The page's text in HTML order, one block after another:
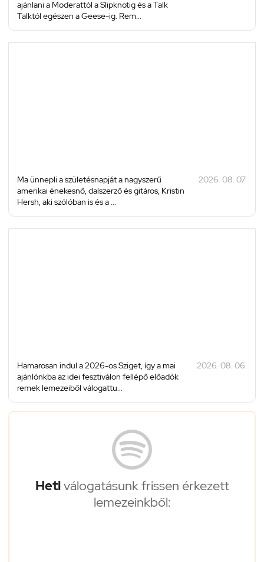
ajánlani a Moderattól a Slipknotig és a Talk
Talktól egészen a Geese-ig. Rem...
Ma ünnepli a születésnapját a nagyszerű
amerikai énekesnő, dalszerző és gitáros, Kristin
Hersh, aki szólóban is és a ...
2026. 08. 07.
Hamarosan indul a 2026-os Sziget, így a mai
ajánlónkba az idei fesztiválon fellépő előadók
remek lemezeiből válogattu...
2026. 08. 06.
Hetiválogatásunk frissen érkezett
lemezeinkből: